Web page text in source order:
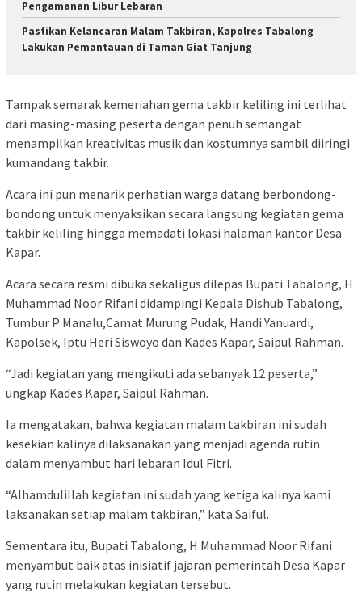
Pengamanan Libur Lebaran
Pastikan Kelancaran Malam Takbiran, Kapolres Tabalong
Lakukan Pemantauan di Taman Giat Tanjung
Tampak semarak kemeriahan gema takbir keliling ini terlihat
dari masing-masing peserta dengan penuh semangat
menampilkan kreativitas musik dan kostumnya sambil diiringi
kumandang takbir.
Acara ini pun menarik perhatian warga datang berbondong-
bondong untuk menyaksikan secara langsung kegiatan gema
takbir keliling hingga memadati lokasi halaman kantor Desa
Kapar.
Acara secara resmi dibuka sekaligus dilepas Bupati Tabalong, H
Muhammad Noor Rifani didampingi Kepala Dishub Tabalong,
Tumbur P Manalu,Camat Murung Pudak, Handi Yanuardi,
Kapolsek, Iptu Heri Siswoyo dan Kades Kapar, Saipul Rahman.
“Jadi kegiatan yang mengikuti ada sebanyak 12 peserta,”
ungkap Kades Kapar, Saipul Rahman.
Ia mengatakan, bahwa kegiatan malam takbiran ini sudah
kesekian kalinya dilaksanakan yang menjadi agenda rutin
dalam menyambut hari lebaran Idul Fitri.
“Alhamdulillah kegiatan ini sudah yang ketiga kalinya kami
laksanakan setiap malam takbiran,” kata Saiful.
Sementara itu, Bupati Tabalong, H Muhammad Noor Rifani
menyambut baik atas inisiatif jajaran pemerintah Desa Kapar
yang rutin melakukan kegiatan tersebut.